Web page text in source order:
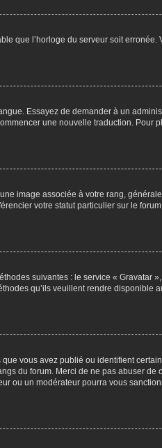
que l’horloge du serveur soit
Essayez de demander à un
une nouvelle traduction. Pour
image associée à votre rang,
votre statut particulier sur le
suivantes : le service « Gravatar
qu’ils veuillent rendre disponible
vous avez publié ou identifient
du forum. Merci de ne pas abuser de
ou un modérateur pourra vous